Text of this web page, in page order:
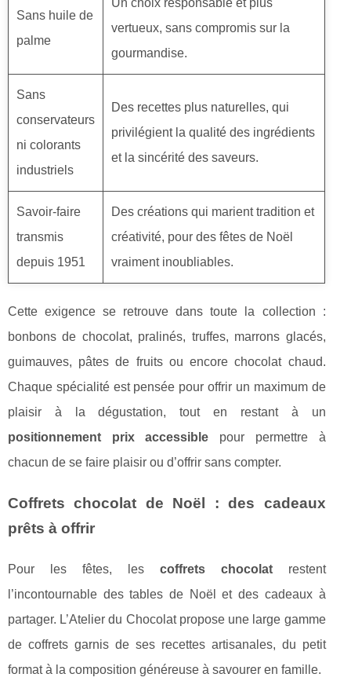
Sans huile de
palme
Un choix responsable et plus
vertueux, sans compromis sur la
gourmandise.
Sans
conservateurs
ni colorants
industriels
Des recettes plus naturelles, qui
privilégient la qualité des ingrédients
et la sincérité des saveurs.
Savoir-faire
transmis
depuis 1951
Des créations qui marient tradition et
créativité, pour des fêtes de Noël
vraiment inoubliables.
Cette exigence se retrouve dans toute la collection :
bonbons de chocolat, pralinés, truffes, marrons glacés,
guimauves, pâtes de fruits ou encore chocolat chaud.
Chaque spécialité est pensée pour offrir un maximum de
plaisir à la dégustation, tout en restant à un
positionnement prix accessible pour permettre à
chacun de se faire plaisir ou d’offrir sans compter.
Coffrets chocolat de Noël : des cadeaux
prêts à offrir
Pour les fêtes, les coffrets chocolatrestent
l’incontournable des tables de Noël et des cadeaux à
partager. L’Atelier du Chocolat propose une large gamme
de coffrets garnis de ses recettes artisanales, du petit
format à la composition généreuse à savourer en famille.